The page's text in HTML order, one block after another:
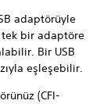
adaptörüyle
bir adaptöre
Bir USB
eşleşebilir.
(CFI-